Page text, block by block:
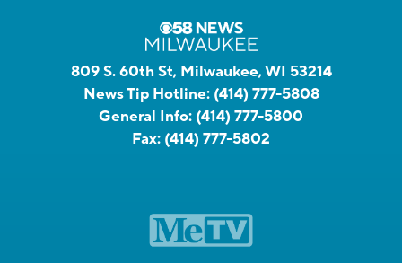
809 S. 60th St, Milwaukee, WI 53214
News Tip Hotline: (414) 777-5808
General Info: (414) 777-5800
Fax: (414) 777-5802